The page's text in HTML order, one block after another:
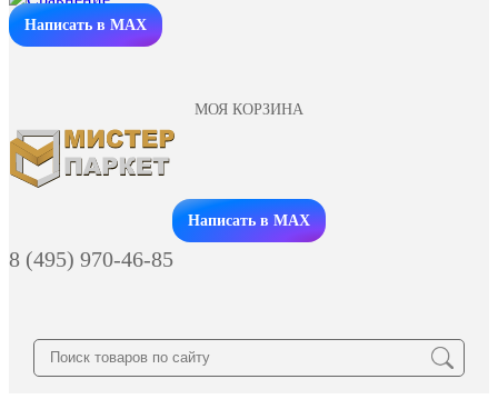
Написать в MAX
МОЯ КОРЗИНА
Заказать звонок
Написать в MAX
8 (495) 970-46-85